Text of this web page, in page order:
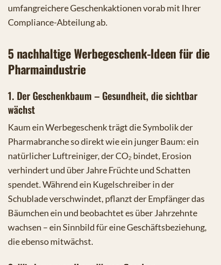
umfangreichere Geschenkaktionen vorab mit Ihrer
Compliance-Abteilung ab.
5 nachhaltige Werbegeschenk-Ideen für die
Pharmaindustrie
1. Der Geschenkbaum – Gesundheit, die sichtbar
wächst
Kaum ein Werbegeschenk trägt die Symbolik der
Pharmabranche so direkt wie ein junger Baum: ein
natürlicher Luftreiniger, der CO₂ bindet, Erosion
verhindert und über Jahre Früchte und Schatten
spendet. Während ein Kugelschreiber in der
Schublade verschwindet, pflanzt der Empfänger das
Bäumchen ein und beobachtet es über Jahrzehnte
wachsen – ein Sinnbild für eine Geschäftsbeziehung,
die ebenso mitwächst.